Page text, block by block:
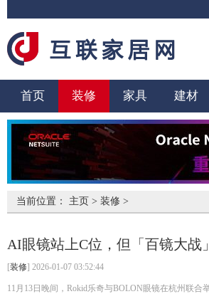
首页 装修 家具 建材
当前位置： 主页 > 装修 >
AI眼镜站上C位，但「百镜大战
[装修] 2026-01-07 03:52:44
11月13日晚间，Rokid乐奇与BOLON眼镜在杭州联